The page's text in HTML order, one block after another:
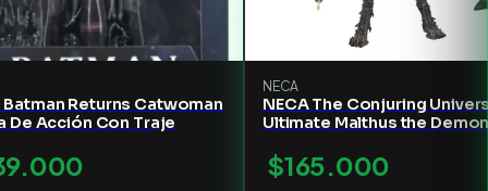
Returns Catwoman
De Acción Con Traje
NECA
NECA The Conjuring
Ultimate Malthus the
$165.000